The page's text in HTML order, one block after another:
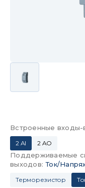
Встроенные
2 AI 2 AO
Поддерживаемые
выходов: Ток/
Терморезистор